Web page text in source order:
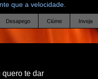
que a velocidade.
Desapego Ciúme Inveja
quero te dar